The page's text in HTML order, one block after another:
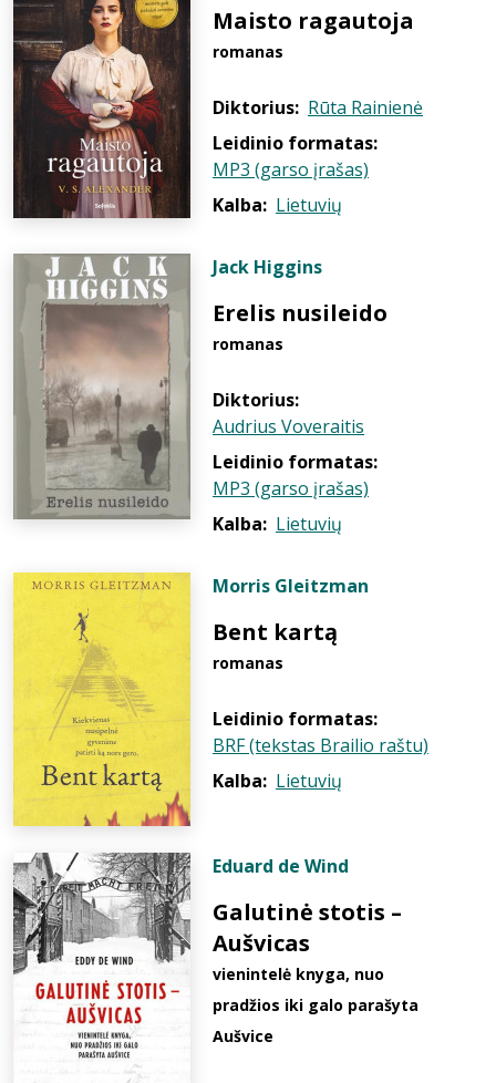
Maisto ragautoja
romanas
Diktorius: Rūta Rainienė
Leidinio formatas:
MP3 (garso įrašas)
Kalba: Lietuvių
Jack Higgins
Erelis nusileido
romanas
Diktorius:
Audrius Voveraitis
Leidinio formatas:
MP3 (garso įrašas)
Kalba: Lietuvių
Morris Gleitzman
Bent kartą
romanas
Leidinio formatas:
BRF (tekstas Brailio raštu)
Kalba: Lietuvių
Eduard de Wind
Galutinė stotis –
Aušvicas
vienintelė knyga, nuo
pradžios iki galo parašyta
Aušvice